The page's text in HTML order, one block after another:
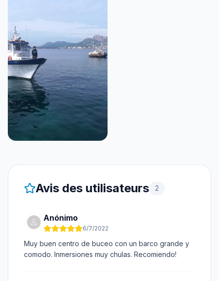
Avis des utilisateurs 2
Anónimo
6/7/2022
Muy buen centro de buceo con un barco grande y
comodo. Inmersiones muy chulas. Recomiendo!